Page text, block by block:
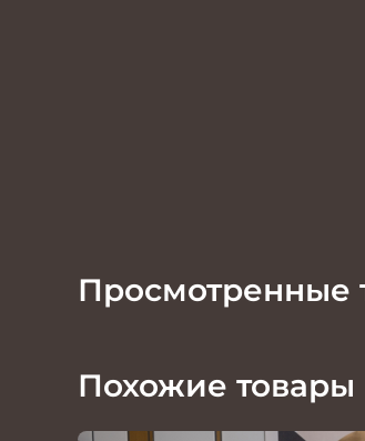
Просмотренные
Похожие товары